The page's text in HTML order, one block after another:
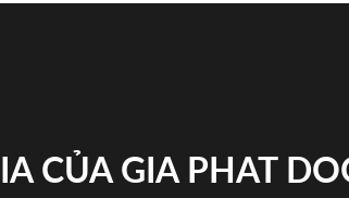
CỦA GIA PHAT